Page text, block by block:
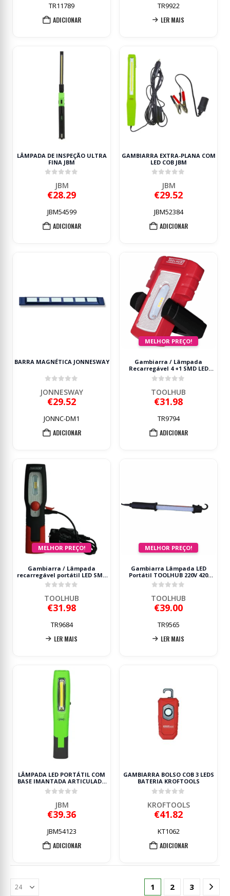
TR11789
ADICIONAR
TR9922
LER MAIS
LÂMPADA DE INSPEÇÃO ULTRA
FINA JBM
JBM
€28.29
JBM54599
ADICIONAR
GAMBIARRA EXTRA-PLANA COM
LED COB JBM
JBM
€29.52
JBM52384
ADICIONAR
BARRA MAGNÉTICA JONNESWAY
JONNESWAY
€29.52
JONNC-DM1
ADICIONAR
MELHOR PREÇO!
Gambiarra / Lâmpada
Recarregável 4 +1 SMD LED
TOOLHUB
TOOLHUB
€31.98
TR9794
ADICIONAR
MELHOR PREÇO!
Gambiarra / Lâmpada
recarregável portátil LED SMD
TOOLHUB
TOOLHUB
€31.98
TR9684
LER MAIS
MELHOR PREÇO!
Gambiarra Lâmpada LED
Portátil TOOLHUB 220V 420
Lumen IP54
TOOLHUB
€39.00
TR9565
LER MAIS
LÂMPADA LED PORTÁTIL COM
BASE IMANTADA ARTICULADA
500LM JBM
JBM
€39.36
JBM54123
ADICIONAR
GAMBIARRA BOLSO COB 3 LEDS
BATERIA KROFTOOLS
KROFTOOLS
€41.82
KT1062
ADICIONAR
1 2 3